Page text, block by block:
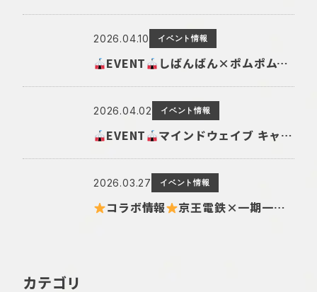
2026.04.10 イベント情報
EVENT しばんばん×ポムポムプリン POP UP SHOP in なんばマルイ 開催！
2026.04.02 イベント情報
EVENT マインドウェイブ キャラクターショップ@日比谷シャンテ 開催!
2026.03.27 イベント情報
コラボ情報 京王電鉄×一期一会 コラボグッズ
カテゴリ